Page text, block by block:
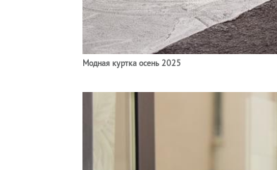
Модная куртка осень 2025